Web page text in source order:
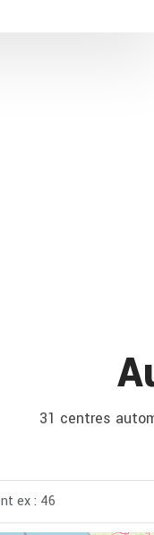
31 centres